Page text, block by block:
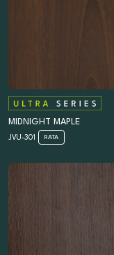
MIDNIGHT MAPLE
JVU-301 RATA